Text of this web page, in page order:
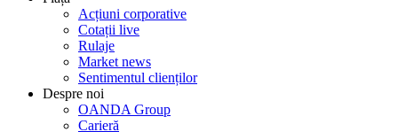
Acțiuni corporative
Cotații live
Rulaje
Market news
Sentimentul clienților
Despre noi
OANDA Group
Carieră